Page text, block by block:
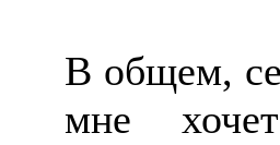
В общем,
мне